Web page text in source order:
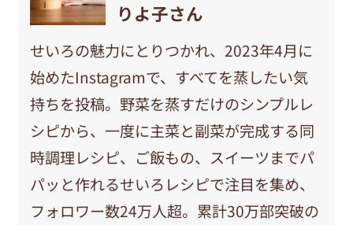
りよ子さん
せいろの魅力にとりつかれ、2023年4月に
始めたInstagramで、すべてを蒸したい気
持ちを投稿。野菜を蒸すだけのシンプルレ
シピから、一度に主菜と副菜が完成する同
時調理レシピ、ご飯もの、スイーツまでパ
パッと作れるせいろレシピで注目を集め、
フォロワー数24万人超。累計30万部突破の